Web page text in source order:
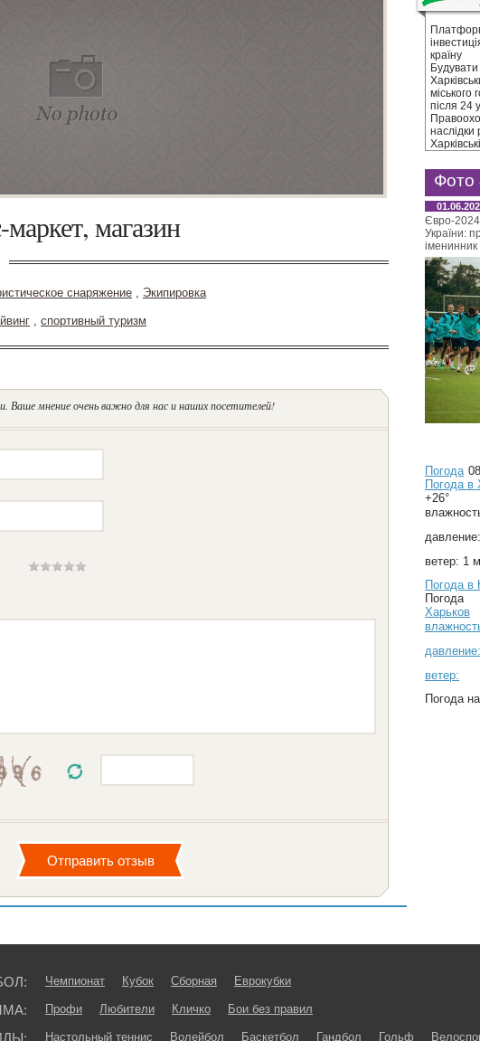
маркет, магазин
снаряжение , Экипировка
, спортивный туризм
мнение очень важно для нас и наших посетителей!
країну
міського
після 24
наслідки
Фото
Євро-
України:
Погода
Погода в
+26°
давление:
ветер: 1
Погода в
Погода
Харьков
давление:
ветер:
Погода
Чемпионат Кубок Сборная Еврокубки
Профи Любители Кличко Бои без правил
Настольный теннис Волейбол Баскетбол Гандбол Гольф